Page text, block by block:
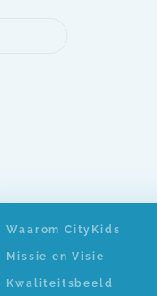
Waarom CityKids
Missie en Visie
Kwaliteitsbeeld